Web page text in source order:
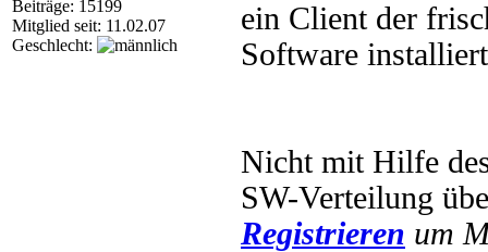
Beiträge: 15199
Mitglied seit: 11.02.07
Geschlecht:
ein Client der
Software
Nicht mit Hilfe
SW-Verteilung
Registrieren um